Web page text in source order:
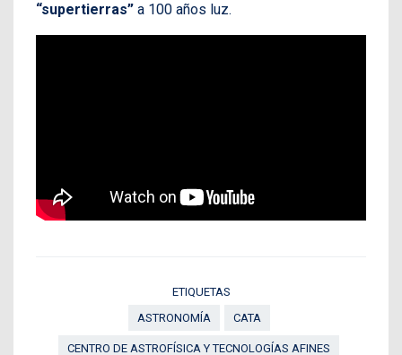
“supertierras” a 100 años luz.
ETIQUETAS
ASTRONOMÍA
CATA
CENTRO DE ASTROFÍSICA Y TECNOLOGÍAS AFINES